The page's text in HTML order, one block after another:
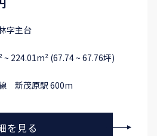
字主台
~ 224.01m² (67.74 ~ 67.76坪)
新茂原駅 600m
を見る